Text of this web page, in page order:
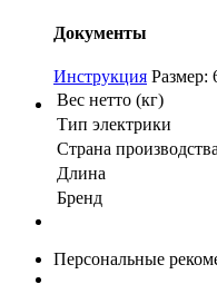
Документы
Инструкция Размер:
Вес нетто (кг)
Тип электрики
Страна производства
Длина
Бренд
Персональные